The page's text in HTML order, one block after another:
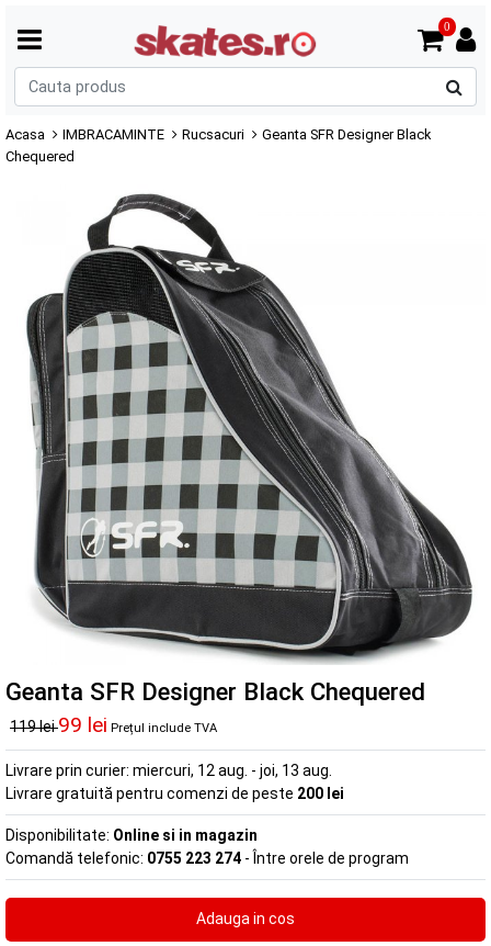
0
Acasa IMBRACAMINTE Rucsacuri
Geanta SFR Designer Black
Chequered
Geanta SFR Designer Black Chequered
119 lei99 lei Prețul include TVA
Livrare prin curier: miercuri, 12 aug. - joi, 13 aug.
Livrare gratuită pentru comenzi de peste 200 lei
Disponibilitate: Online si in magazin
Comandă telefonic: 0755 223 274 - Între orele de program